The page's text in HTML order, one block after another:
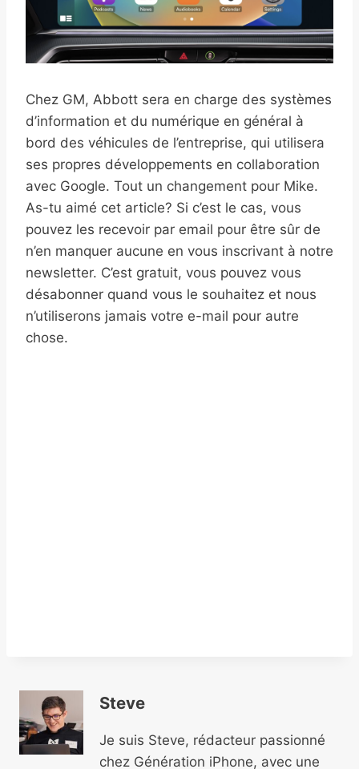
Chez GM, Abbott sera en charge des systèmes
d’information et du numérique en général à
bord des véhicules de l’entreprise, qui utilisera
ses propres développements en collaboration
avec Google. Tout un changement pour Mike.
As-tu aimé cet article? Si c’est le cas, vous
pouvez les recevoir par email pour être sûr de
n’en manquer aucune en vous inscrivant à notre
newsletter. C’est gratuit, vous pouvez vous
désabonner quand vous le souhaitez et nous
n’utiliserons jamais votre e-mail pour autre
chose.
Steve
Je suis Steve, rédacteur passionné
chez Génération iPhone, avec une